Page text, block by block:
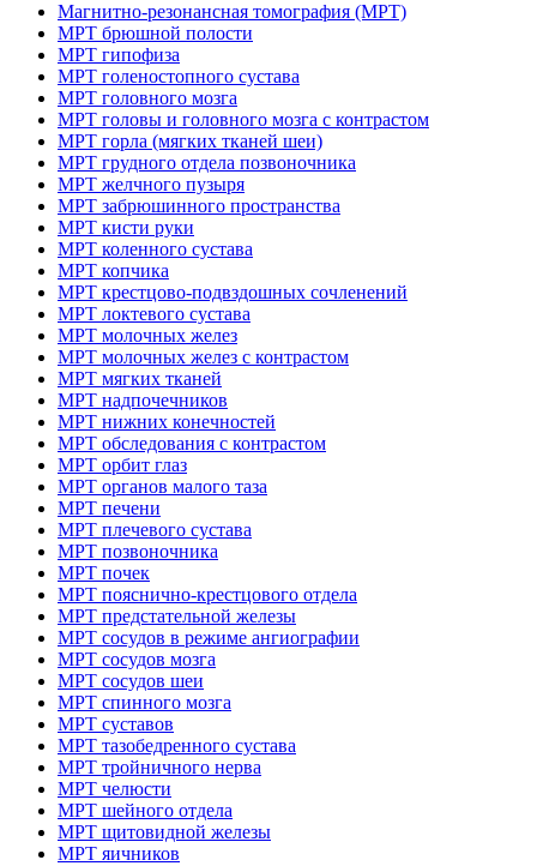
Магнитно-резонансная томография (МРТ)
МРТ брюшной полости
МРТ гипофиза
МРТ голеностопного сустава
МРТ головного мозга
МРТ головы и головного мозга с контрастом
МРТ горла (мягких тканей шеи)
МРТ грудного отдела позвоночника
МРТ желчного пузыря
МРТ забрюшинного пространства
МРТ кисти руки
МРТ коленного сустава
МРТ копчика
МРТ крестцово-подвздошных сочленений
МРТ локтевого сустава
МРТ молочных желез
МРТ молочных желез с контрастом
МРТ мягких тканей
МРТ надпочечников
МРТ нижних конечностей
МРТ обследования с контрастом
МРТ орбит глаз
МРТ органов малого таза
МРТ печени
МРТ плечевого сустава
МРТ позвоночника
МРТ почек
МРТ пояснично-крестцового отдела
МРТ предстательной железы
МРТ сосудов в режиме ангиографии
МРТ сосудов мозга
МРТ сосудов шеи
МРТ спинного мозга
МРТ суставов
МРТ тазобедренного сустава
МРТ тройничного нерва
МРТ челюсти
МРТ шейного отдела
МРТ щитовидной железы
МРТ яичников